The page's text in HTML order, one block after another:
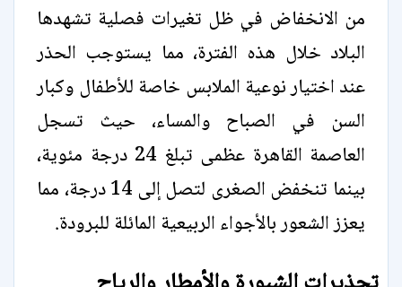
من الانخفاض في ظل تغيرات فصلية تشهدها
البلاد خلال هذه الفترة، مما يستوجب الحذر
عند اختيار نوعية الملابس خاصة للأطفال وكبار
السن في الصباح والمساء، حيث تسجل
العاصمة القاهرة عظمى تبلغ 24 درجة مئوية،
بينما تنخفض الصغرى لتصل إلى 14 درجة، مما
يعزز الشعور بالأجواء الربيعية المائلة للبرودة.